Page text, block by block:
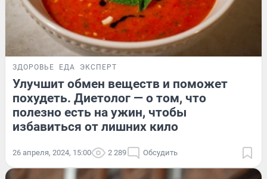
ЗДОРОВЬЕ ЕДА ЭКСПЕРТ
Улучшит обмен веществ и поможет
похудеть. Диетолог — о том, что
полезно есть на ужин, чтобы
избавиться от лишних кило
26 апреля, 2024, 15:00 2 289 Обсудить